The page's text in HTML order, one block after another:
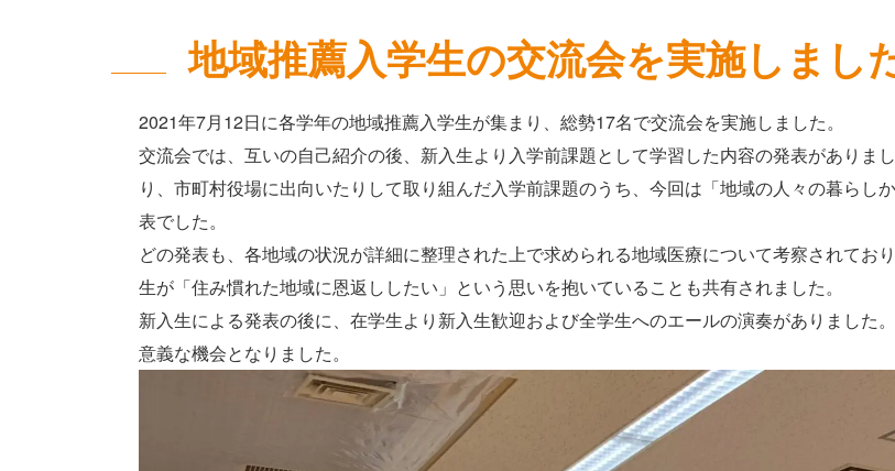
地域推薦入学生の交流会を実施しまし
2021年7月12日に各学年の地域推薦入学生が集まり、総勢17名で交流会を実施しました。
交流会では、互いの自己紹介の後、新入生より入学前課題として学習した内容の発表がありま
り、市町村役場に出向いたりして取り組んだ入学前課題のうち、今回は「地域の人々の暮らし
表でした。
どの発表も、各地域の状況が詳細に整理された上で求められる地域医療について考察されてお
生が「住み慣れた地域に恩返ししたい」という思いを抱いていることも共有されました。
新入生による発表の後に、在学生より新入生歓迎および全学生へのエールの演奏がありました
意義な機会となりました。